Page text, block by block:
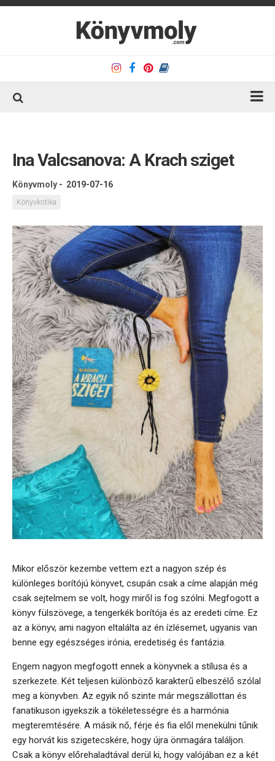
Könyvajánló
Kapcsolat
Könyveim
Rólam
Ina Valcsanova: A Krach sziget
Könyvmoly - 2019-07-16
Könyvkritika
Mikor először kezembe vettem ezt a nagyon szép és
különleges borítójú könyvet, csupán csak a címe alapján még
csak sejtelmem se volt, hogy miről is fog szólni. Megfogott a
könyv fülszövege, a tengerkék borítója és az eredeti címe. Ez
az a könyv, ami nagyon eltalálta az én ízlésemet, ugyanis van
benne egy egészséges irónia, eredetiség és fantázia.
Engem nagyon megfogott ennek a könyvnek a stílusa és a
szerkezete. Két teljesen különböző karakterű elbeszélő szólal
meg a könyvben. Az egyik nő szinte már megszállottan és
fanatikuson igyekszik a tökéletességre és a harmónia
megteremtésére. A másik nő, férje és fia elől menekülni tűnik
egy horvát kis szigetecskére, hogy újra önmagára találjon.
Csak a könyv előrehaladtával derül ki, hogy valójában ez a két